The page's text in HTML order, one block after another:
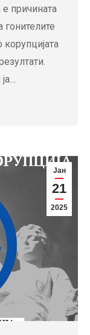
причината
Јан
21
2025